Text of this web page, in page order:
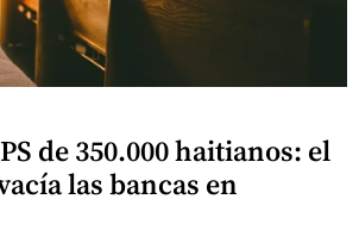
de 350.000 haitianos: el
las bancas en